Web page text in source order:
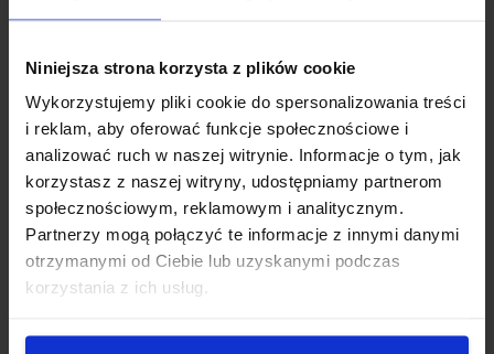
Niniejsza strona korzysta z plików cookie
Wykorzystujemy pliki cookie do spersonalizowania treści
i reklam, aby oferować funkcje społecznościowe i
analizować ruch w naszej witrynie. Informacje o tym, jak
korzystasz z naszej witryny, udostępniamy partnerom
społecznościowym, reklamowym i analitycznym.
Partnerzy mogą połączyć te informacje z innymi danymi
otrzymanymi od Ciebie lub uzyskanymi podczas
korzystania z ich usług.
Jako część Toyota Industries Corporation (TICO)
uzyskaliśmy również ocenę A- w kwestionariuszu
dotyczącym bezpieczeństwa wodnego opracowanym
przez CDP (Carbon Disclosure Project – organizację,
która gromadzi i ujawnia dane dotyczące wyników
przedsiębiorstw w zakresie ochrony środowiska).
Przeczytaj o E3 – Zasoby wodne i morskie w naszym
raporcie dotyczącym zrównoważonego rozwoju >>